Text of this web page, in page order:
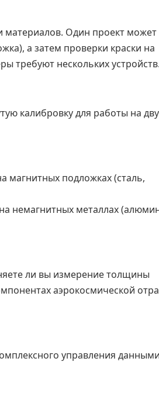
материалов. Один проект может
а затем проверки краски на
требуют нескольких
калибровку для работы на
магнитных подложках (сталь,
немагнитных металлах
ли вы измерение толщины
аэрокосмической
управления